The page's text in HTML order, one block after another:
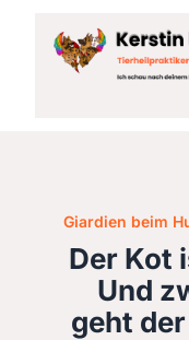
Giardien beim
Der Kot
Und
geht